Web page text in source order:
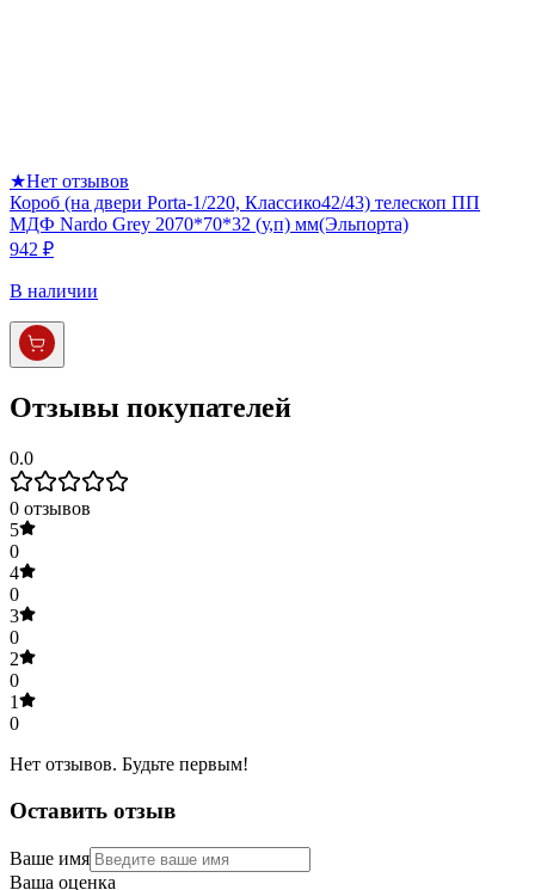
★Нет отзывов
Короб (на двери Porta-1/220, Классико42/43) телескоп ПП
МДФ Nardo Grey 2070*70*32 (у,п) мм(Эльпорта)
942 ₽
В наличии
Отзывы покупателей
0.0
0 отзывов
5
0
4
0
3
0
2
0
1
0
Нет отзывов. Будьте первым!
Оставить отзыв
Ваше имя
Ваша оценка